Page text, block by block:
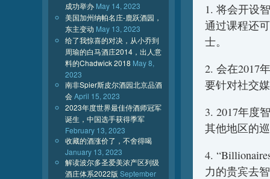
1. 将会开设
通过课程还
士。
2. 会在2017
要针对社交
3. 2017年度
其他地区的
4.
力的贵宾去
成功举办 May 14, 2023
美国加州纳帕名庄-鹿跃酒园，
东主变动 May 13, 2023
给了我惊喜的对决，从小乔到
周瑜的白马酒庄2014，出人意
料的Chadwick 2018 May 8,
2023
南非Spier斯皮尔酒园北京品酒
会April 15, 2023
2023年度世界最佳侍酒师冠军
诞生，中国选手获得季军
February 13, 2023
收藏的酒涨价了，不舍得喝
January 13, 2023
解读波尔多圣爱美浓产区列级
酒庄体系2022版 September